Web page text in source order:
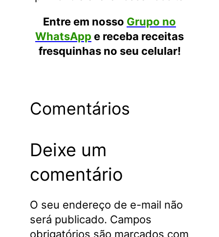
Entre em nosso Grupo no
WhatsApp e receba receitas
fresquinhas no seu celular!
Comentários
Deixe um
comentário
O seu endereço de e-mail não
será publicado. Campos
obrigatórios são marcados com